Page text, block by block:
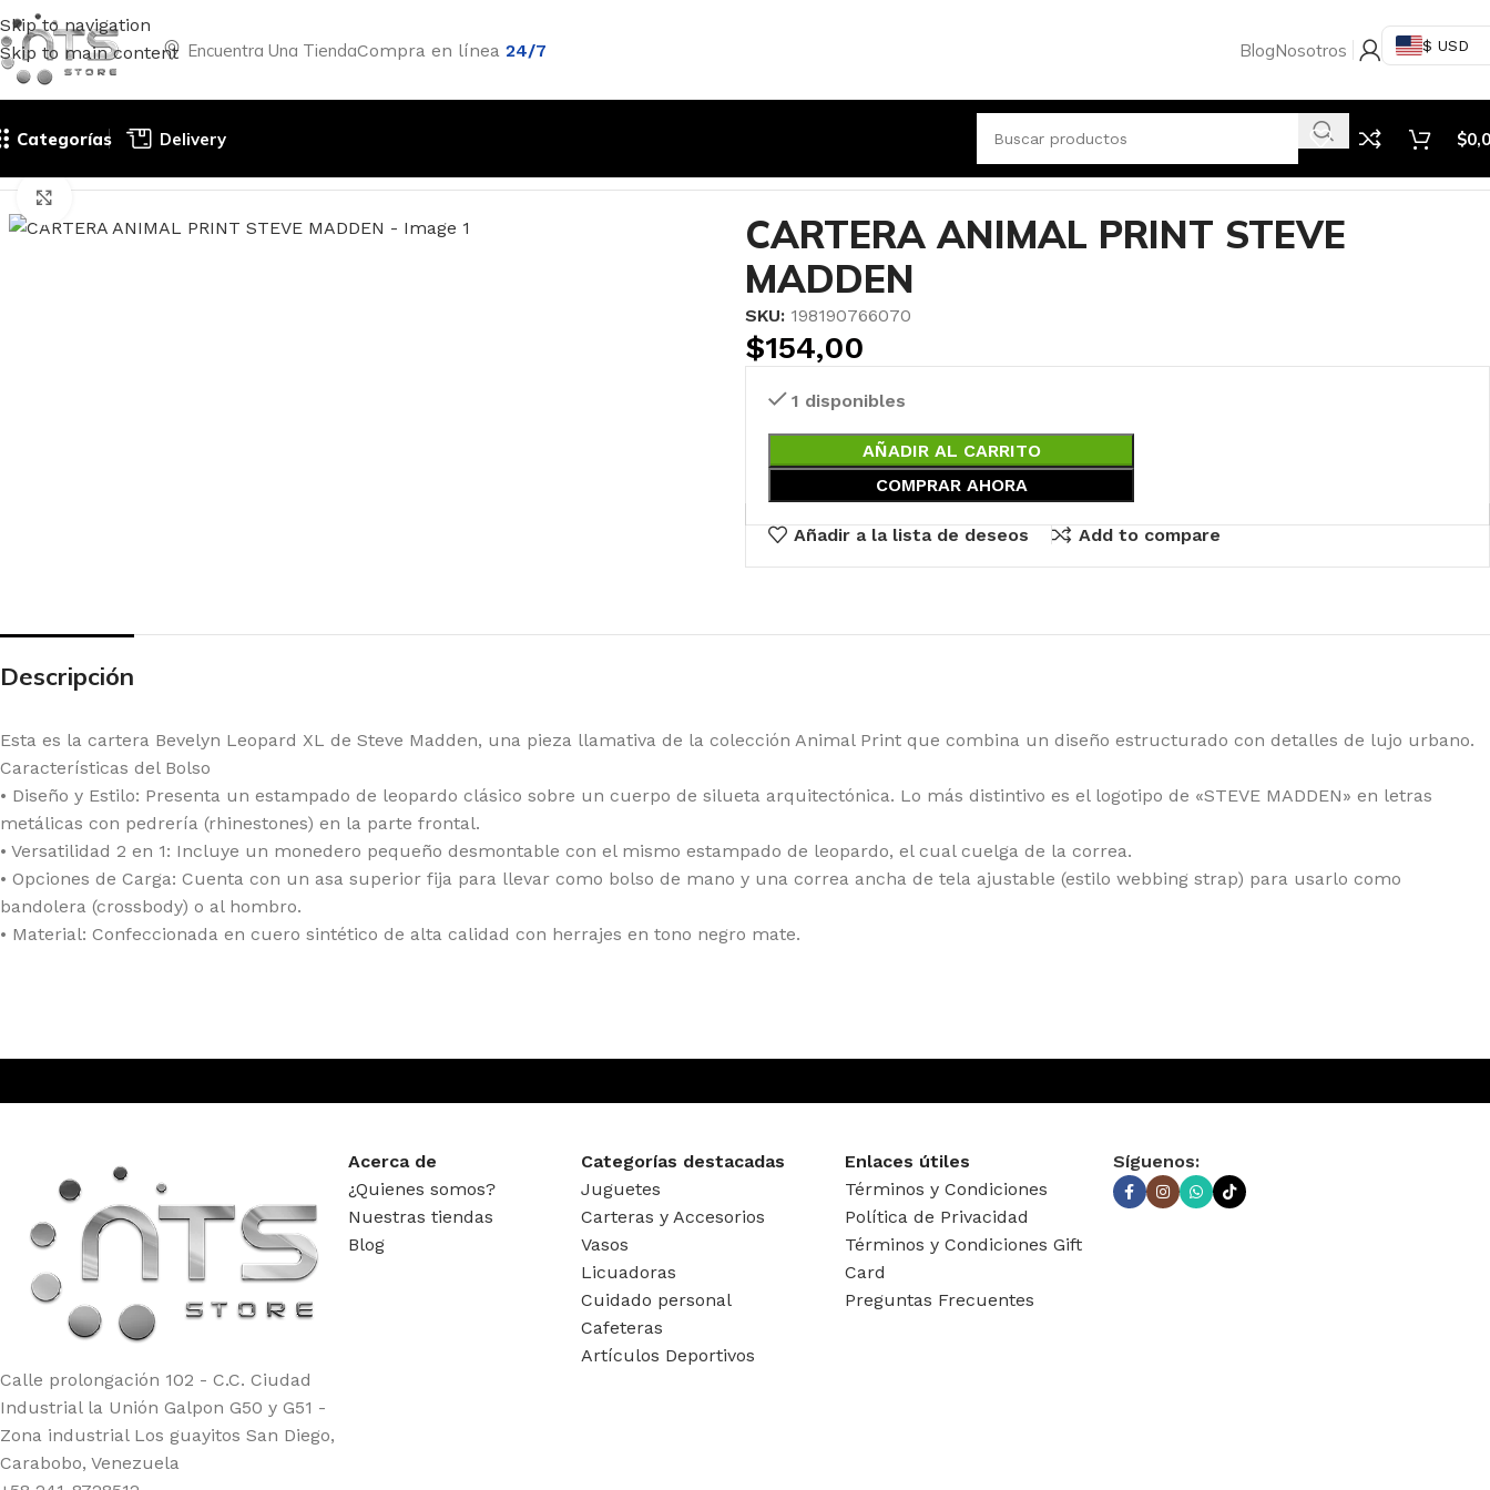
Skip to navigation
Skip to main content Encuentra Una TiendaCompra en línea 24/7 BlogNosotros $ USD
Categorías Delivery $
Haga clic para ampliar
CARTERA ANIMAL PRINT STEVE
MADDEN
SKU: 198190766070
$154,00
1 disponibles
AÑADIR AL CARRITO
COMPRAR AHORA
Añadir a la lista de deseos Add to compare
Descripción
Esta es la cartera Bevelyn Leopard XL de Steve Madden, una pieza llamativa de la colección Animal Print que combina un diseño estructurado con detalles de lujo urbano.
Características del Bolso
• Diseño y Estilo: Presenta un estampado de leopardo clásico sobre un cuerpo de silueta arquitectónica. Lo más distintivo es el logotipo de «STEVE MADDEN» en letras
metálicas con pedrería (rhinestones) en la parte frontal.
• Versatilidad 2 en 1: Incluye un monedero pequeño desmontable con el mismo estampado de leopardo, el cual cuelga de la correa.
• Opciones de Carga: Cuenta con un asa superior fija para llevar como bolso de mano y una correa ancha de tela ajustable (estilo webbing strap) para usarlo como
bandolera (crossbody) o al hombro.
• Material: Confeccionada en cuero sintético de alta calidad con herrajes en tono negro mate.
Calle prolongación 102 - C.C. Ciudad
Industrial la Unión Galpon G50 y G51 -
Zona industrial Los guayitos San Diego,
Carabobo, Venezuela
Acerca de
¿Quienes somos?
Nuestras tiendas
Blog
Categorías destacadas
Juguetes
Carteras y Accesorios
Vasos
Licuadoras
Cuidado personal
Cafeteras
Artículos Deportivos
Enlaces útiles
Términos y Condiciones
Política de Privacidad
Términos y Condiciones Gift
Card
Preguntas Frecuentes
Síguenos: